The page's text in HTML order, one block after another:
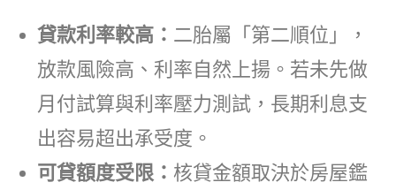
貸款利率較高： 二胎屬「第二順位」，
放款風險高、利率自然上揚。若未先做
月付試算與利率壓力測試，長期利息支
出容易超出承受度。
可貸額度受限： 核貸金額取決於房屋鑑